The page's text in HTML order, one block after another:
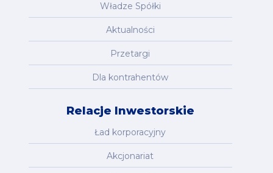
Władze Spółki
Aktualności
Przetargi
Dla kontrahentów
Relacje Inwestorskie
Ład korporacyjny
Akcjonariat